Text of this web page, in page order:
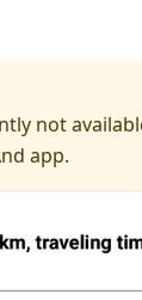
not
app.